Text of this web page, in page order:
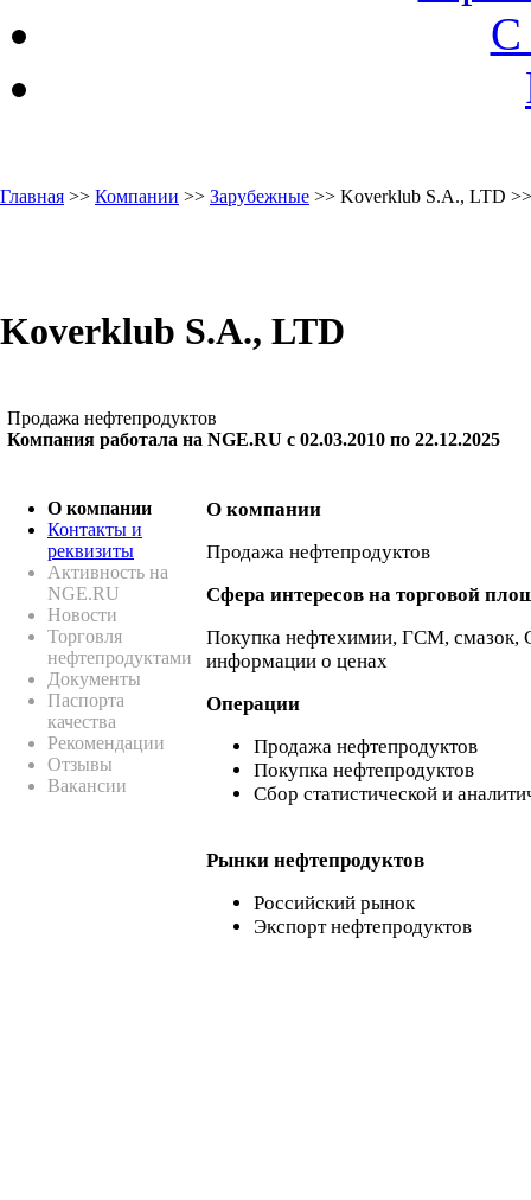
С
Главная >> Компании >> Зарубежные >> Koverklub S.A., LTD
Koverklub S.A., LTD
Продажа нефтепродуктов
Компания работала на NGE.RU с 02.03.2010 по 22.12.2025
О компании
Контакты и
реквизиты
Активность на
NGE.RU
Новости
Торговля
нефтепродуктами
Документы
Паспорта
качества
Рекомендации
Отзывы
Вакансии
О компании
Продажа нефтепродуктов
Сфера интересов на торговой
Покупка нефтехимии, ГСМ,
информации о ценах
Операции
Продажа нефтепродуктов
Покупка нефтепродуктов
Сбор статистической и
Рынки нефтепродуктов
Российский рынок
Экспорт нефтепродуктов